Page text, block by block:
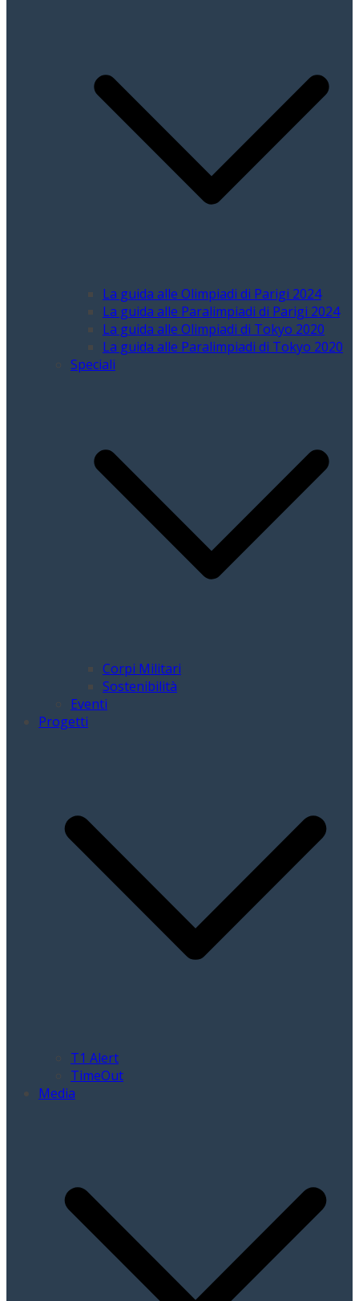
La guida alle Olimpiadi di Parigi 2024
La guida alle Paralimpiadi di Parigi 2024
La guida alle Olimpiadi di Tokyo 2020
La guida alle Paralimpiadi di Tokyo 2020
Speciali
Corpi Militari
Sostenibilità
Eventi
Progetti
T1 Alert
TimeOut
Media